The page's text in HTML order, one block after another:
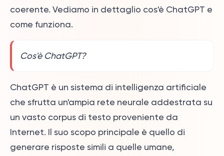
coerente. Vediamo in dettaglio cos'è ChatGPT e
come funziona.
Cos'è ChatGPT?
ChatGPT è un sistema di intelligenza artificiale
che sfrutta un'ampia rete neurale addestrata su
un vasto corpus di testo proveniente da
Internet. Il suo scopo principale è quello di
generare risposte simili a quelle umane,